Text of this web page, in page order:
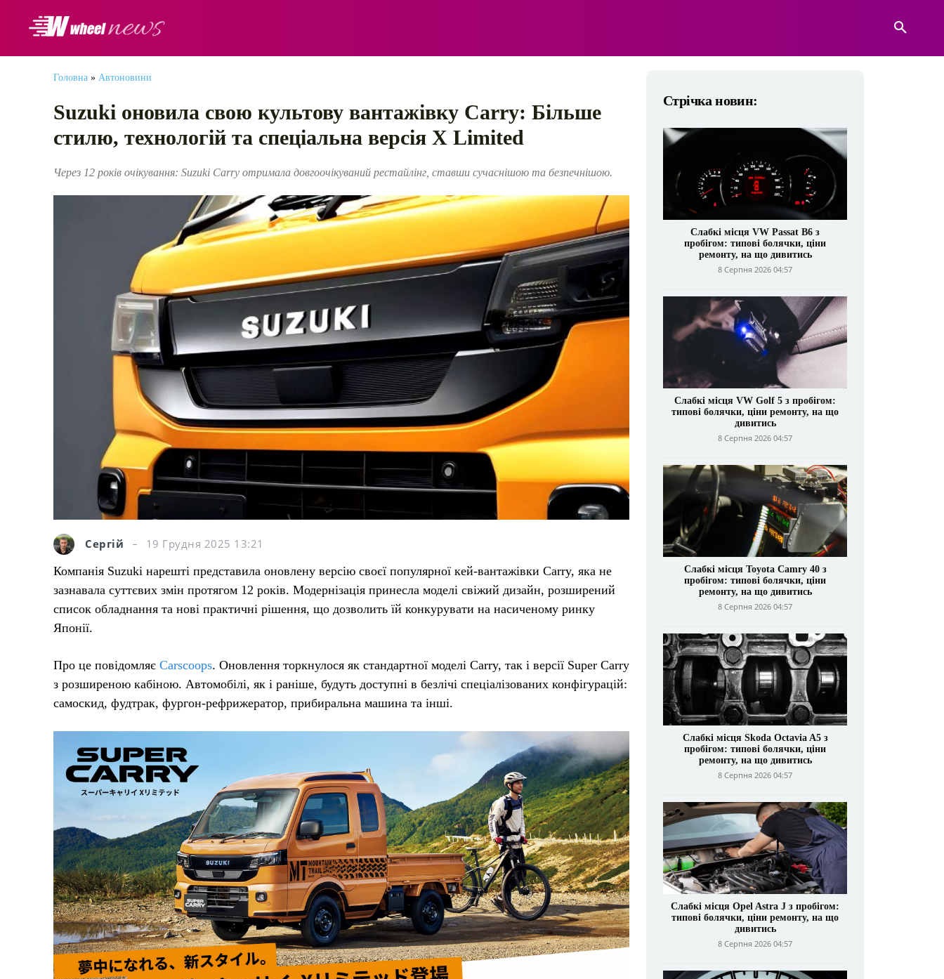
Головна » Автоновини
Suzuki оновила свою культову вантажівку Carry: Більше
стилю, технологій та спеціальна версія X Limited
Через 12 років очікування: Suzuki Carry отримала довгоочікуваний рестайлінг, ставши сучаснішою та безпечнішою.
Сергій
19 Грудня 2025 13:21
Компанія Suzuki нарешті представила оновлену версію своєї популярної кей-вантажівки Carry, яка не
зазнавала суттєвих змін протягом 12 років. Модернізація принесла моделі свіжий дизайн, розширений
список обладнання та нові практичні рішення, що дозволить їй конкурувати на насиченому ринку
Японії.
Про це повідомляє Carscoops. Оновлення торкнулося як стандартної моделі Carry, так і версії Super Carry
з розширеною кабіною. Автомобілі, як і раніше, будуть доступні в безлічі спеціалізованих конфігурацій:
самоскид, фудтрак, фургон-рефрижератор, прибиральна машина та інші.
Стрічка новин:
Слабкі місця VW Passat B6 з
пробігом: типові болячки, ціни
ремонту, на що дивитись
8 Серпня 2026 04:57
Слабкі місця VW Golf 5 з пробігом:
типові болячки, ціни ремонту, на що
дивитись
8 Серпня 2026 04:57
Слабкі місця Toyota Camry 40 з
пробігом: типові болячки, ціни
ремонту, на що дивитись
8 Серпня 2026 04:57
Слабкі місця Skoda Octavia A5 з
пробігом: типові болячки, ціни
ремонту, на що дивитись
8 Серпня 2026 04:57
Слабкі місця Opel Astra J з пробігом:
типові болячки, ціни ремонту, на що
дивитись
8 Серпня 2026 04:57